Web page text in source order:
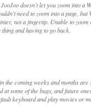
doesn't let you zoom into a
need to zoom into a page,
not a fingertip. Unable to
and having to go back.
the coming weeks and months are
at some of the bugs, and future
keyboard and play movies or